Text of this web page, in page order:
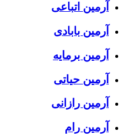
آرمین اتباعی
آرمین بابادی
آرمین برمایه
آرمین حیاتی
آرمین رازانی
آرمین رام